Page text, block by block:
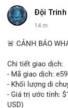
Đội Trinh
14 m
🚨 CẢNH BÁO
Chi tiết giao dịch:
- Mã giao dịch:
- Khối lượng di
- Giá trị ước tính:
USD)